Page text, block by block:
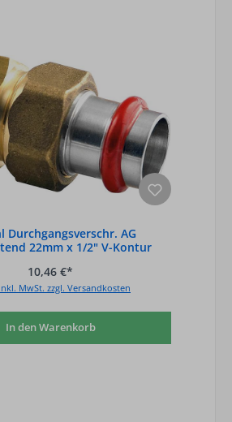
Durchgangsverschr. AG
22mm x 1/2" V-Kontur
10,46 €*
MwSt. zzgl. Versandkosten
In den Warenkorb